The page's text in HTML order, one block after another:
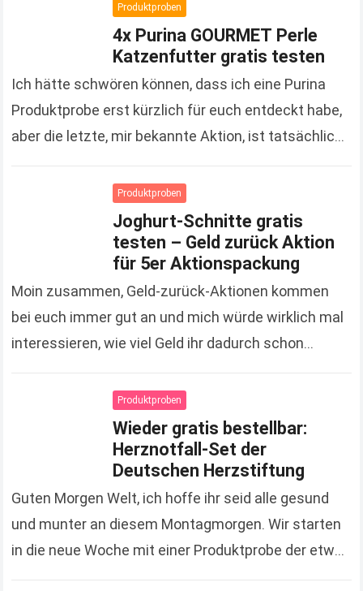
Produktproben
4x Purina GOURMET Perle
Katzenfutter gratis testen
Ich hätte schwören können, dass ich eine Purina
Produktprobe erst kürzlich für euch entdeckt habe,
aber die letzte, mir bekannte Aktion, ist tatsächlich
Produktproben
Joghurt-Schnitte gratis
testen – Geld zurück Aktion
für 5er Aktionspackung
Moin zusammen, Geld-zurück-Aktionen kommen
bei euch immer gut an und mich würde wirklich mal
interessieren, wie viel Geld ihr dadurch schon
Unsummen, die…Read more
Produktproben
Wieder gratis bestellbar:
Herznotfall-Set der
Deutschen Herzstiftung
Guten Morgen Welt, ich hoffe ihr seid alle gesund
und munter an diesem Montagmorgen. Wir starten
in die neue Woche mit einer Produktprobe der etwas